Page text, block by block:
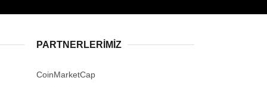
PARTNERLERIMIZ
CoinMarketCap